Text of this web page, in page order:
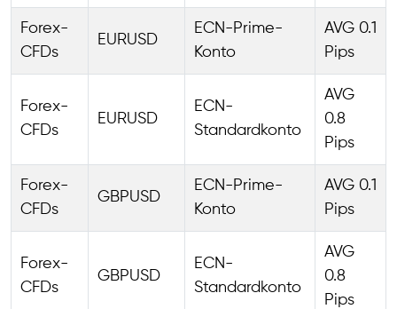
Forex-
CFDs
EURUSD
ECN-Prime-
Konto
AVG 0.1
Pips
Forex-
CFDs
EURUSD
ECN-
Standardkonto
AVG
0.8
Pips
Forex-
CFDs
GBPUSD
ECN-Prime-
Konto
AVG 0.1
Pips
Forex-
CFDs
GBPUSD
ECN-
Standardkonto
AVG
0.8
Pips